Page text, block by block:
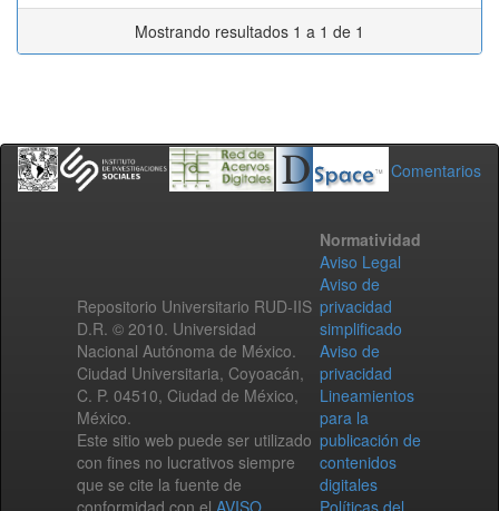
Mostrando resultados 1 a 1 de 1
Comentarios
Repositorio Universitario RUD-IIS
D.R. © 2010. Universidad
Nacional Autónoma de México.
Ciudad Universitaria, Coyoacán,
C. P. 04510, Ciudad de México,
México.
Este sitio web puede ser utilizado
con fines no lucrativos siempre
que se cite la fuente de
conformidad con el AVISO
Normatividad
Aviso Legal
Aviso de
privacidad
simplificado
Aviso de
privacidad
Lineamientos
para la
publicación de
contenidos
digitales
Políticas del